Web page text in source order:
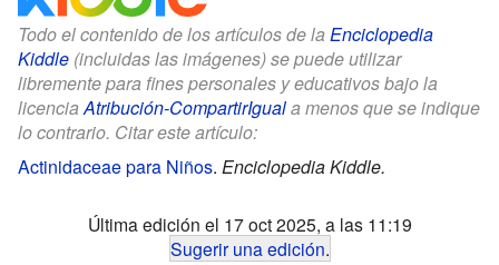
Todo el contenido de los artículos de la Enciclopedia
Kiddle (incluidas las imágenes) se puede utilizar
libremente para fines personales y educativos bajo la
licenciaAtribución-CompartirIguala menos que se indique
lo contrario. Citar este artículo:
Actinidaceae para Niños. Enciclopedia Kiddle.
Última edición el 17 oct 2025, a las 11:19
Sugerir una edición.